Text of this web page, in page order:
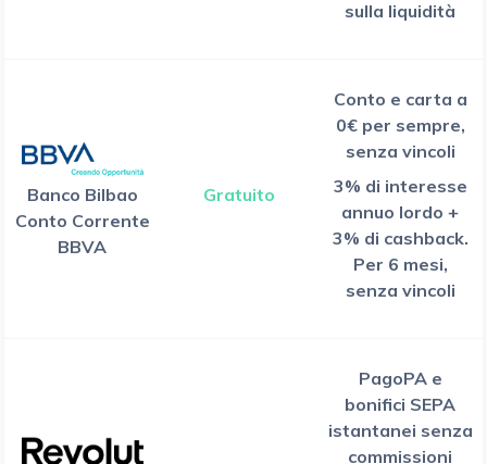
sulla liquidità
Banco Bilbao
Conto Corrente
BBVA
Gratuito
Conto e carta a
0€ per sempre,
senza vincoli
3% di interesse
annuo lordo +
3% di cashback.
Per 6 mesi,
senza vincoli
PagoPA e
bonifici SEPA
istantanei senza
commissioni